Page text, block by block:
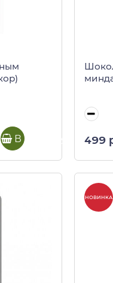
В корзину 499
НОВИНКА